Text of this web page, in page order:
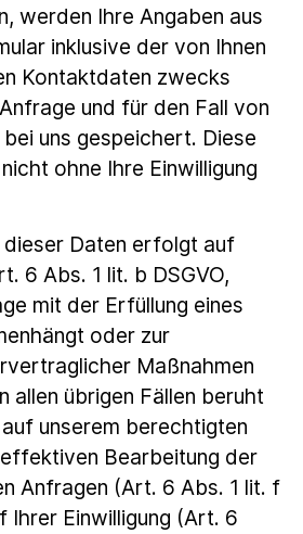
werden Ihre Angaben aus
inklusive der von Ihnen
Kontaktdaten zwecks
und für den Fall von
uns gespeichert. Diese
ohne Ihre Einwilligung
dieser Daten erfolgt auf
6 Abs. 1 lit. b DSGVO,
mit der Erfüllung eines
oder zur
Maßnahmen
allen übrigen Fällen beruht
unserem berechtigten
Bearbeitung der
Anfragen (Art. 6 Abs. 1 lit. f
Ihrer Einwilligung (Art. 6